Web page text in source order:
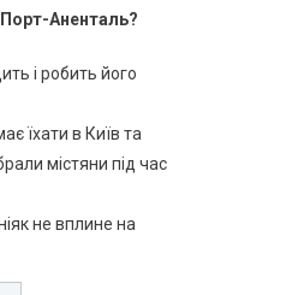
Аненталь?
і робить його
їхати в Київ та
містяни під час
не вплине на